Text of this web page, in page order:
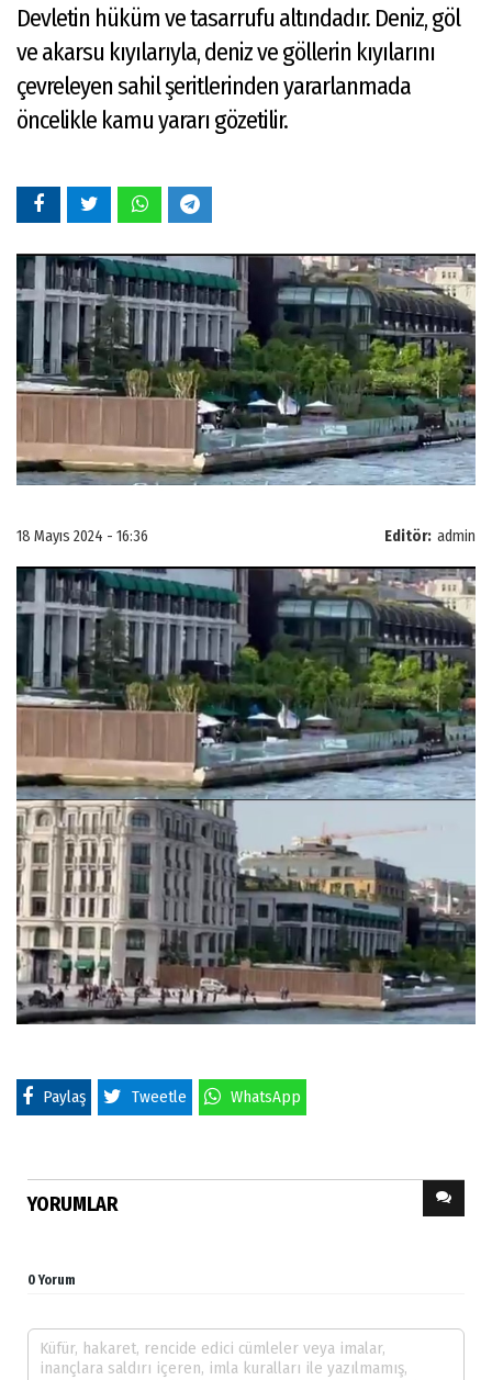
Devletin hüküm ve tasarrufu altındadır. Deniz, göl
ve akarsu kıyılarıyla, deniz ve göllerin kıyılarını
çevreleyen sahil şeritlerinden yararlanmada
öncelikle kamu yararı gözetilir.
Editör: admin
18 Mayıs 2024 - 16:36
Paylaş Tweetle WhatsApp
YORUMLAR
0 Yorum